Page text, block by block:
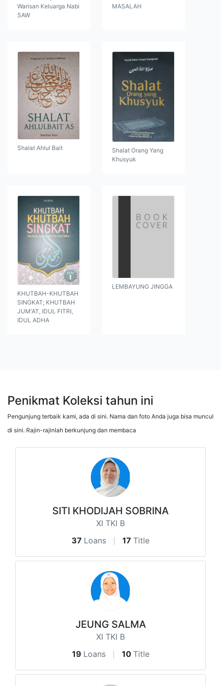
Warisan Keluarga Nabi
SAW
MASALAH
Shalat Ahlul Bait
Shalat Orang Yang
Khusyuk
KHUTBAH-KHUTBAH
SINGKAT; KHUTBAH
JUM'AT, IDUL FITRI,
IDUL ADHA
LEMBAYUNG JINGGA
Penikmat Koleksi tahun ini
Pengunjung terbaik kami, ada di sini. Nama dan foto Anda juga bisa muncul
di sini. Rajin-rajinlah berkunjung dan membaca
SITI KHODIJAH SOBRINA
XI TKI B
37 Loans 17 Title
JEUNG SALMA
XI TKI B
19 Loans 10 Title